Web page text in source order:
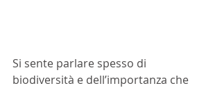
Si sente parlare spesso di
biodiversità e dell’importanza che